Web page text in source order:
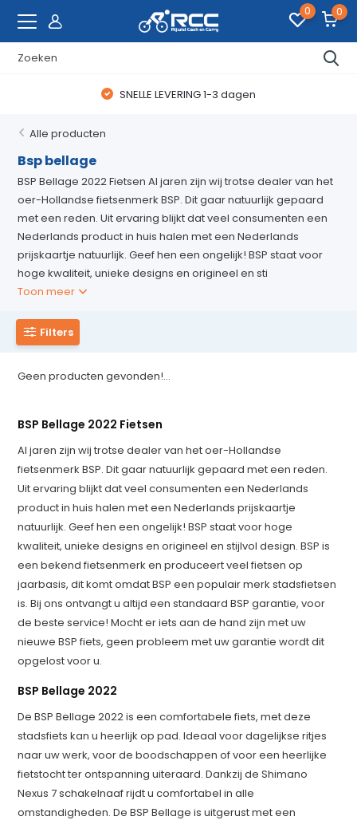
0 0
SNELLE LEVERING 1-3 dagen
Alle producten
Bsp bellage
BSP Bellage 2022 Fietsen Al jaren zijn wij trotse dealer van het
oer-Hollandse fietsenmerk BSP. Dit gaar natuurlijk gepaard
met een reden. Uit ervaring blijkt dat veel consumenten een
Nederlands product in huis halen met een Nederlands
prijskaartje natuurlijk. Geef hen een ongelijk! BSP staat voor
hoge kwaliteit, unieke designs en origineel en sti
Toon meer
Filters
Geen producten gevonden!...
BSP Bellage 2022 Fietsen
Al jaren zijn wij trotse dealer van het oer-Hollandse
fietsenmerk BSP. Dit gaar natuurlijk gepaard met een reden.
Uit ervaring blijkt dat veel consumenten een Nederlands
product in huis halen met een Nederlands prijskaartje
natuurlijk. Geef hen een ongelijk! BSP staat voor hoge
kwaliteit, unieke designs en origineel en stijlvol design. BSP is
een bekend fietsenmerk en produceert veel fietsen op
jaarbasis, dit komt omdat BSP een populair merk stadsfietsen
is. Bij ons ontvangt u altijd een standaard BSP garantie, voor
de beste service! Mocht er iets aan de hand zijn met uw
nieuwe BSP fiets, geen probleem met uw garantie wordt dit
opgelost voor u.
BSP Bellage 2022
De BSP Bellage 2022 is een comfortabele fiets, met deze
stadsfiets kan u heerlijk op pad. Ideaal voor dagelijkse ritjes
naar uw werk, voor de boodschappen of voor een heerlijke
fietstocht ter ontspanning uiteraard. Dankzij de Shimano
Nexus 7 schakelnaaf rijdt u comfortabel in alle
omstandigheden. De BSP Bellage is uitgerust met een